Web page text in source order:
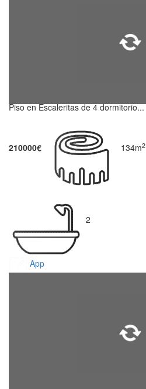
Piso en Escaleritas de 4 dormitorio...
210000€ 134m2
2
App